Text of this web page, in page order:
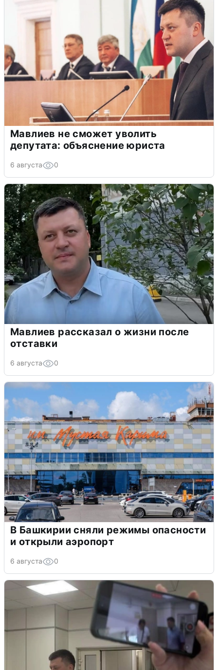
Мавлиев не сможет уволить
депутата: объяснение юриста
6 августа 0
Мавлиев рассказал о жизни после
отставки
6 августа 0
В Башкирии сняли режимы опасности
и открыли аэропорт
6 августа 0